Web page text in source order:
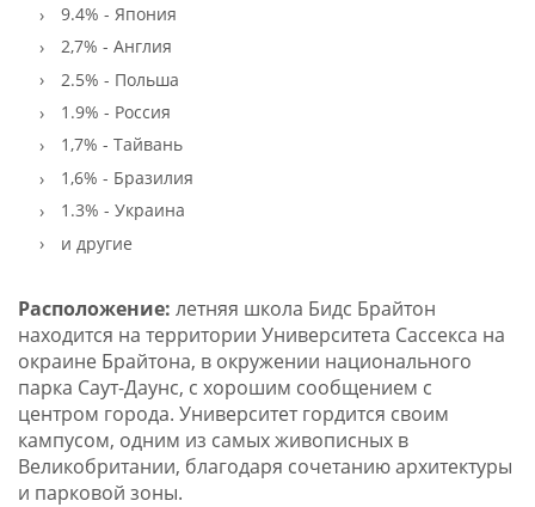
9.4% - Япония
2,7% - Англия
2.5% - Польша
1.9% - Россия
1,7% - Тайвань
1,6% - Бразилия
1.3% - Украина
и другие
Расположение: летняя школа Бидс Брайтон
находится на территории Университета Сассекса на
окраине Брайтона, в окружении национального
парка Саут-Даунс, с хорошим сообщением с
центром города. Университет гордится своим
кампусом, одним из самых живописных в
Великобритании, благодаря сочетанию архитектуры
и парковой зоны.